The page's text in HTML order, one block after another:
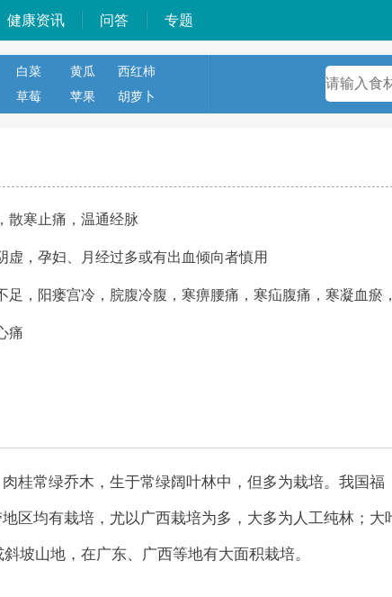
健康资讯 问答 专题
白菜 黄瓜
西红柿
草莓
苹果 胡萝卜
散寒止痛，温通经脉
虚，孕妇、月经过多或有出血倾向者慎用
足，阳瘘宫冷，脘腹冷腹，寒痹腰痛，寒疝腹痛，寒凝血瘀
痛
桂常绿乔木，生于常绿阔叶林中，但多为栽培。我国福
区均有栽培，尤以广西栽培为多，大多为人工纯林；大
坡山地，在广东、广西等地有大面积栽培。